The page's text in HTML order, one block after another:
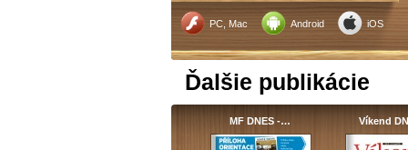
PC, Mac Android iOS
Ďalšie publikácie
MF DNES -… Víkend